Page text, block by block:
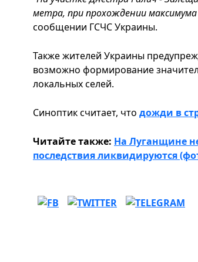
метра, при прохождении
сообщении ГСЧС Украины.
Также жителей Украины
возможно формирование
локальных селей.
Синоптик считает, что дожди в
Читайте также: На Луганщине
последствия ликвидируются